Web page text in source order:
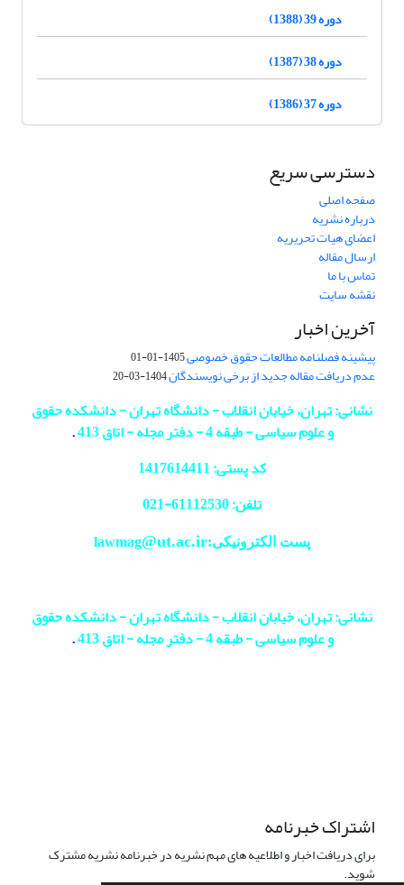
دوره 39 (1388)
دوره 38 (1387)
دوره 37 (1386)
دسترسی سریع
صفحه اصلی
درباره نشریه
اعضای هیات تحریریه
ارسال مقاله
تماس با ما
نقشه سایت
آخرین اخبار
پیشینه فصلنامه مطالعات حقوق خصوصی1405-01-01
عدم دریافت مقاله جدید از برخی نویسندگان1404-03-20
نشانی: تهران، خیابان انقلاب - دانشگاه تهران - دانشکده حقوق
و علوم سیاسی - طبقه 4 - دفتر مجله - اتاق 413
.
کد پستی: 1417614411
تلفن: 61112530-
021
پست الکترونیکی:lawmag@ut.ac.ir
نشانی: تهران، خیابان انقلاب - دانشگاه تهران - دانشکده حقوق
و علوم سیاسی - طبقه 4 - دفتر مجله - اتاق 413
.
اشتراک خبرنامه
برای دریافت اخبار و اطلاعیه های مهم نشریه در خبرنامه نشریه مشترک
شوید.